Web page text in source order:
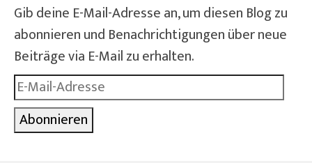
Gib deine E-Mail-Adresse an, um diesen Blog zu
abonnieren und Benachrichtigungen über neue
Beiträge via E-Mail zu erhalten.
E-
Mail-
Adresse
Abonnieren